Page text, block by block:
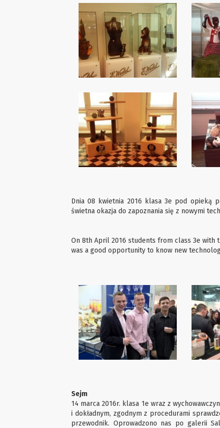
Dnia 08 kwietnia 2016 klasa 3e pod opieką
świetna okazja do zapoznania się z nowymi
On 8th April 2016 students from class 3e with
was a good opportunity to know new
Sejm
14 marca 2016r. klasa 1e wraz z
i dokładnym, zgodnym z procedurami
przewodnik. Oprowadzono nas po galerii